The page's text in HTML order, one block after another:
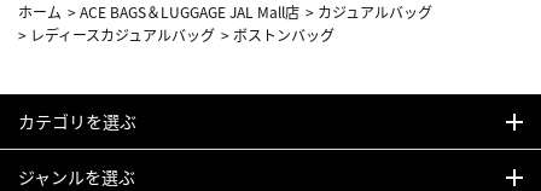
ホーム >ACE BAGS＆LUGGAGE JAL Mall店 > カジュアルバッグ
> レディースカジュアルバッグ > ボストンバッグ
カテゴリを選ぶ
ジャンルを選ぶ